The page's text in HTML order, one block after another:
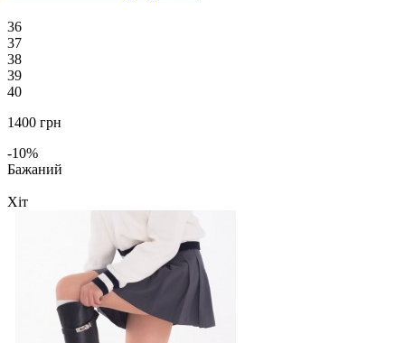
36
37
38
39
40
1400 грн
-10%
Бажаний
Хіт